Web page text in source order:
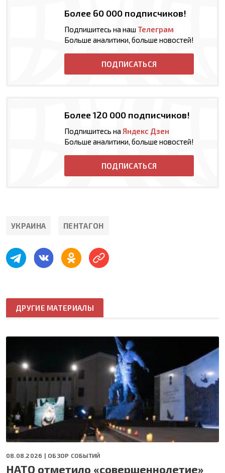
Более 60 000 подписчиков!
Подпишитесь на наш Телеграм
Больше аналитики, больше новостей!
ПОДПИСАТЬСЯ
Более 120 000 подписчиков!
Подпишитесь на Яндекс Дзен
Больше аналитики, больше новостей!
ПОДПИСАТЬСЯ
УКРАИНА ПЕНТАГОН
ДРУГИЕ МАТЕРИАЛЫ
08.08.2026 | ОБЗОР СОБЫТИЙ
НАТО отметило «совершеннолетие»